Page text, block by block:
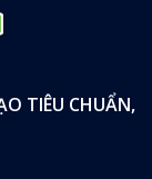
TIÊU CHUẨN,